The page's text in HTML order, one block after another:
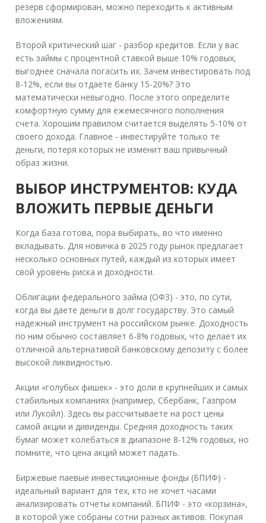
резерв сформирован, можно переходить к активным
вложениям.
Второй критический шаг - разбор кредитов. Если у вас
есть займы с процентной ставкой выше 10% годовых,
выгоднее сначала погасить их. Зачем инвестировать под
8-12%, если вы отдаете банку 15-20%? Это
математически невыгодно. После этого определите
комфортную сумму для ежемесячного пополнения
счета. Хорошим правилом считается выделять 5-10% от
своего дохода. Главное - инвестируйте только те
деньги, потеря которых не изменит ваш привычный
образ жизни.
ВЫБОР ИНСТРУМЕНТОВ: КУДА
ВЛОЖИТЬ ПЕРВЫЕ ДЕНЬГИ
Когда база готова, пора выбирать, во что именно
вкладывать. Для новичка в 2025 году рынок предлагает
несколько основных путей, каждый из которых имеет
свой уровень риска и доходности.
Облигации федерального займа (ОФЗ) - это, по сути,
когда вы даете деньги в долг государству. Это самый
надежный инструмент на российском рынке. Доходность
по ним обычно составляет 6-8% годовых, что делает их
отличной альтернативой банковскому депозиту с более
высокой ликвидностью.
Акции «голубых фишек» - это доли в крупнейших и самых
стабильных компаниях (например, Сбербанк, Газпром
или Лукойл). Здесь вы рассчитываете на рост цены
самой акции и дивиденды. Средняя доходность таких
бумаг может колебаться в диапазоне 8-12% годовых, но
помните, что цена акций может падать.
Биржевые паевые инвестиционные фонды (БПИФ) -
идеальный вариант для тех, кто не хочет часами
анализировать отчеты компаний. БПИФ - это «корзина»,
в которой уже собраны сотни разных активов. Покупая